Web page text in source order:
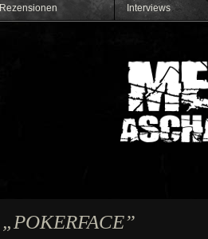
Rezensionen Interviews
„POKERFACE”